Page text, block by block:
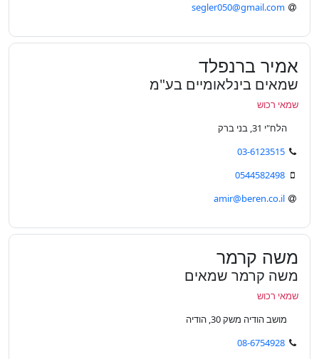
segler050@gmail.com
אמיר ברנפלד
שמאים בינלאומיים בע"מ
שמאי רכוש
הלח"י 31, בני ברק
03-6123515
0544582498
amir@beren.co.il
משה קרמר
משה קרמר שמאים
שמאי רכוש
מושב הודיה משק 30, הודיה
08-6754928